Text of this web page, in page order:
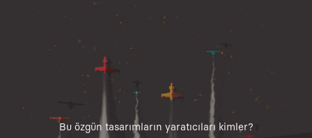
Bu özgün tasarımların yaratıcıları kimler?